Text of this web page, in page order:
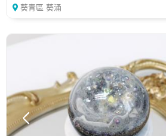
葵青區 葵涌